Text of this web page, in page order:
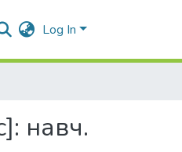
Log In
навч.